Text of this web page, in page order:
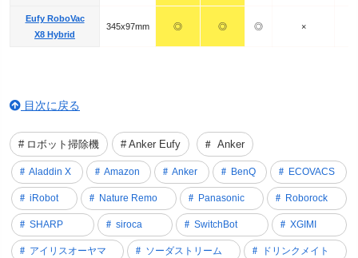
Eufy RoboVac
X8 Hybrid
345x97mm ◎ ◎ ◎ ×
目次に戻る
ロボット掃除機 Anker Eufy Anker
Aladdin X Amazon Anker BenQ ECOVACS
iRobot Nature Remo Panasonic Roborock
SHARP siroca SwitchBot XGIMI
アイリスオーヤマ ソーダストリーム ドリンクメイト